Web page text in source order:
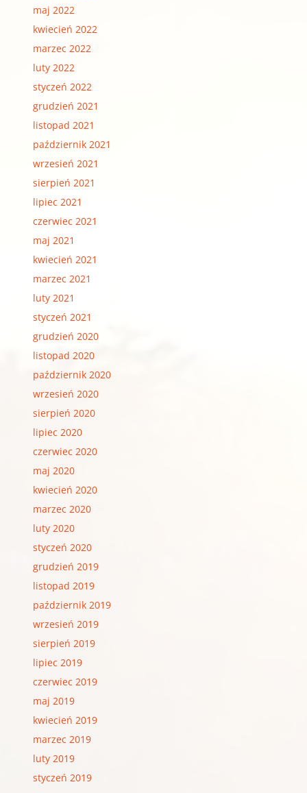
maj 2022
kwiecień 2022
marzec 2022
luty 2022
styczeń 2022
grudzień 2021
listopad 2021
październik 2021
wrzesień 2021
sierpień 2021
lipiec 2021
czerwiec 2021
maj 2021
kwiecień 2021
marzec 2021
luty 2021
styczeń 2021
grudzień 2020
listopad 2020
październik 2020
wrzesień 2020
sierpień 2020
lipiec 2020
czerwiec 2020
maj 2020
kwiecień 2020
marzec 2020
luty 2020
styczeń 2020
grudzień 2019
listopad 2019
październik 2019
wrzesień 2019
sierpień 2019
lipiec 2019
czerwiec 2019
maj 2019
kwiecień 2019
marzec 2019
luty 2019
styczeń 2019